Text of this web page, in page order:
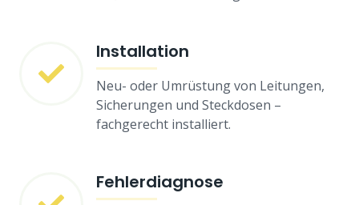
Installation
Neu- oder Umrüstung von Leitungen,
Sicherungen und Steckdosen –
fachgerecht installiert.
Fehlerdiagnose